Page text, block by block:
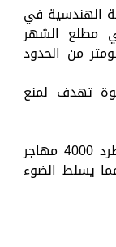
الهندسية في
مطلع الشهر
سيتم إغلاق نحو 1000 كيلومتر من الحدود
تهدف لمنع
كما قامت إيران مطلع الشهر الجاري بطرد 4000 مهاجر
يسلط الضوء